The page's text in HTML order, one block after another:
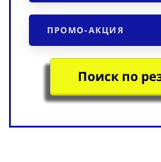
ПРОМО-АКЦИЯ
Поиск по